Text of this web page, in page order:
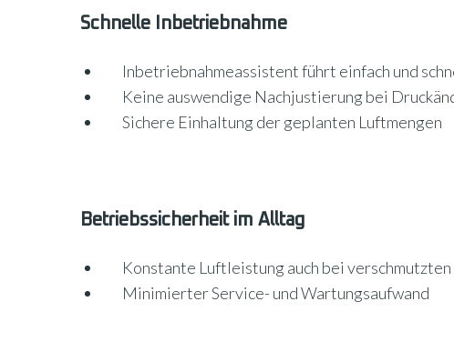
Schnelle Inbetriebnahme
Inbetriebnahmeassistent führt einfach und
Keine auswendige Nachjustierung bei
Sichere Einhaltung der geplanten Luftmengen
Betriebssicherheit im Alltag
Konstante Luftleistung auch bei
Minimierter Service- und Wartungsaufwand